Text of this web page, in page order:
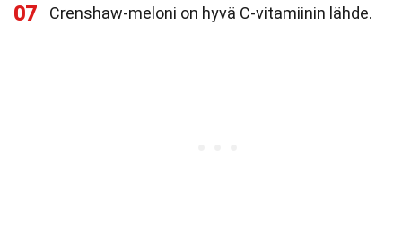
07 Crenshaw-meloni on hyvä C-vitamiinin lähde.